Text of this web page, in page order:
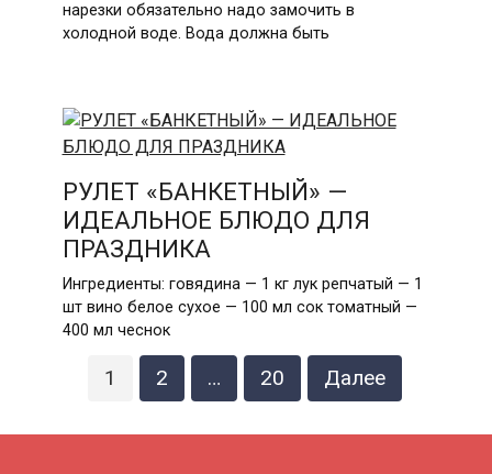
нарезки обязательно надо замочить в
холодной воде. Вода должна быть
РУЛЕТ «БАНКЕТНЫЙ» —
ИДЕАЛЬНОЕ БЛЮДО ДЛЯ
ПРАЗДНИКА
Ингредиенты: говядина — 1 кг лук репчатый — 1
шт вино белое сухое — 100 мл сок томатный —
400 мл чеснок
Пагинация1 2 … 20 Далее